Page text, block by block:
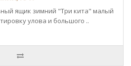
ящик зимний "Три кита" малый
улова и большого ..